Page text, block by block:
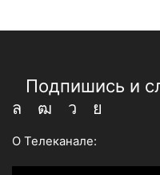
Подпишись и
Whatsapp
YoutubeTelegram
Vk
О Телеканале: